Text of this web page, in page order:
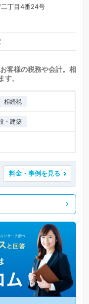
丁目4番24号
客様の税務や会計。相
。
相続税
・建築
料金・事例を見る